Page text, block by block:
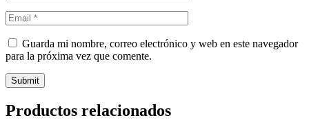
Guarda mi nombre, correo electrónico y web en este navegador
para la próxima vez que comente.
Productos relacionados